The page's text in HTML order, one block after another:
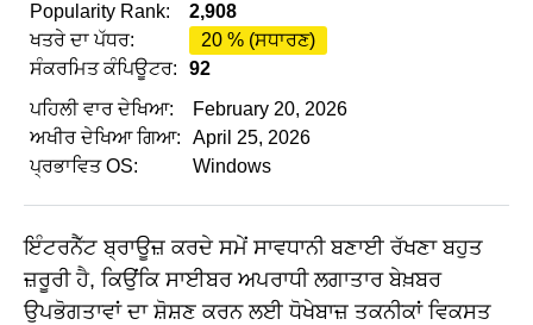
Popularity Rank:
2,908
ਖਤਰੇ ਦਾ ਪੱਧਰ:
20 % (ਸਧਾਰਣ)
ਸੰਕਰਮਿਤ ਕੰਪਿਊਟਰ:
92
ਪਹਿਲੀ ਵਾਰ ਦੇਖਿਆ:
February 20, 2026
ਅਖੀਰ ਦੇਖਿਆ ਗਿਆ:
April 25, 2026
ਪ੍ਰਭਾਵਿਤ OS:
Windows
ਇੰਟਰਨੈੱਟ ਬ੍ਰਾਊਜ਼ ਕਰਦੇ ਸਮੇਂ ਸਾਵਧਾਨੀ ਬਣਾਈ ਰੱਖਣਾ ਬਹੁਤ
ਜ਼ਰੂਰੀ ਹੈ, ਕਿਉਂਕਿ ਸਾਈਬਰ ਅਪਰਾਧੀ ਲਗਾਤਾਰ ਬੇਖ਼ਬਰ
ਉਪਭੋਗਤਾਵਾਂ ਦਾ ਸ਼ੋਸ਼ਣ ਕਰਨ ਲਈ ਧੋਖੇਬਾਜ਼ ਤਕਨੀਕਾਂ ਵਿਕਸਤ